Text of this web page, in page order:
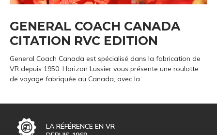
GENERAL COACH CANADA
CITATION RVC EDITION
General Coach Canada est spécialisé dans la fabrication de
VR depuis 1950. Horizon Lussier vous présente une roulotte
de voyage fabriquée au Canada, avec la
LA RÉFÉRENCE EN VR